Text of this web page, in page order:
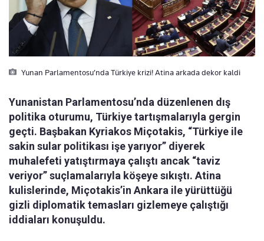
Yunan Parlamentosu’nda Türkiye krizi! Atina arkada dekor kaldi
Yunanistan Parlamentosu’nda düzenlenen dış
politika oturumu, Türkiye tartışmalarıyla gergin
geçti. Başbakan Kyriakos Miçotakis, “Türkiye ile
sakin sular politikası işe yarıyor” diyerek
muhalefeti yatıştırmaya çalıştı ancak “taviz
veriyor” suçlamalarıyla köşeye sıkıştı. Atina
kulislerinde, Miçotakis’in Ankara ile yürüttüğü
gizli diplomatik temasları gizlemeye çalıştığı
iddiaları konuşuldu.